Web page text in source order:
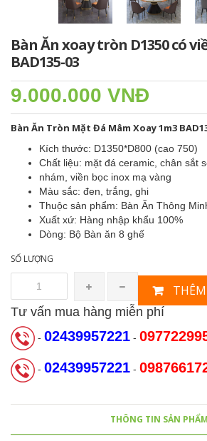
Bàn Ăn xoay tròn D1350 có
BAD135-03
9.000.000 VNĐ
Bàn Ăn Tròn Mặt Đá Mâm Xoay 1m3
Kích thước: D1350*D800 (cao 750)
Chất liệu: mặt đá ceramic, chân sắt
nhám, viền bọc inox mạ vàng
Màu sắc: đen, trắng, ghi
Thuộc sản phẩm: Bàn Ăn Thông
Xuất xứ: Hàng nhập khẩu 100%
Dòng: Bộ Bàn ăn 8 ghế
SỐ LƯỢNG
Tư vấn mua hàng miễn phí
- 02439957221 -
- 02439957221 -
THÔNG TIN SẢN PHẨM